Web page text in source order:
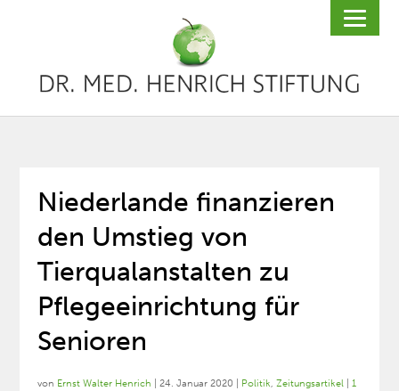
Niederlande finanzieren
den Umstieg von
Tierqualanstalten zu
Pflegeeinrichtung für
Senioren
von Ernst Walter Henrich |24. Januar 2020 Politik,Zeitungsartikel |1